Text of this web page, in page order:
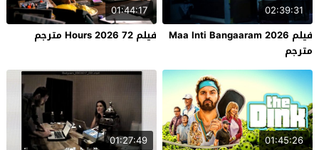
02:39:31
فيلم Maa Inti Bangaaram 2026
مترجم
01:44:17
فيلم 72 Hours 2026 مترجم
01:45:26
01:27:49